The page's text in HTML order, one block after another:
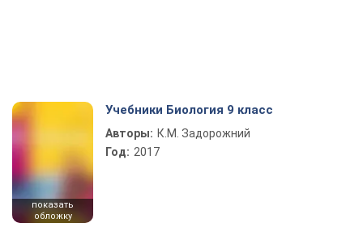
показать
обложку
Учебники Биология 9 класс
Авторы: К.М. Задорожний
Год: 2017